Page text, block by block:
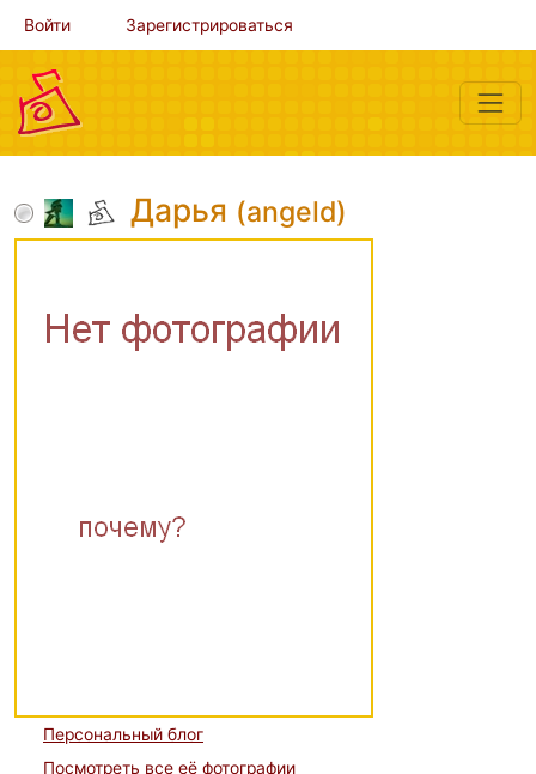
Войти Зарегистрироваться
Дарья (angeld)
Персональный блог
Посмотреть все её фотографии